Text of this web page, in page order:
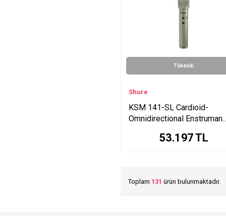
Tükendi
Shure
KSM 141-SL Cardioid-
Omnidirectional Enstruman
53.197TL
Toplam 131 ürün bulunmaktadır.